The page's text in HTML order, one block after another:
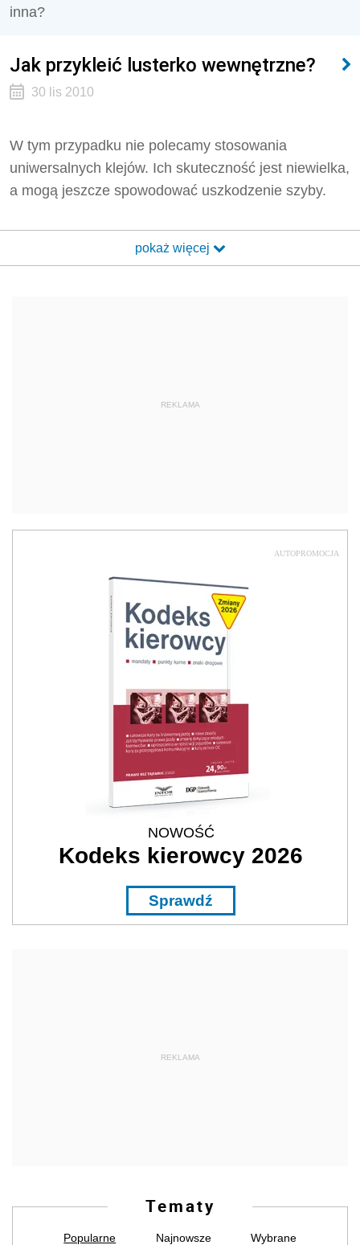
inna?
Jak przykleić lusterko wewnętrzne?
30 lis 2010
W tym przypadku nie polecamy stosowania
uniwersalnych klejów. Ich skuteczność jest niewielka,
a mogą jeszcze spowodować uszkodzenie szyby.
pokaż więcej
REKLAMA
AUTOPROMOCJA
NOWOŚĆ
Kodeks kierowcy 2026
Sprawdź
REKLAMA
Tematy
Popularne Najnowsze Wybrane